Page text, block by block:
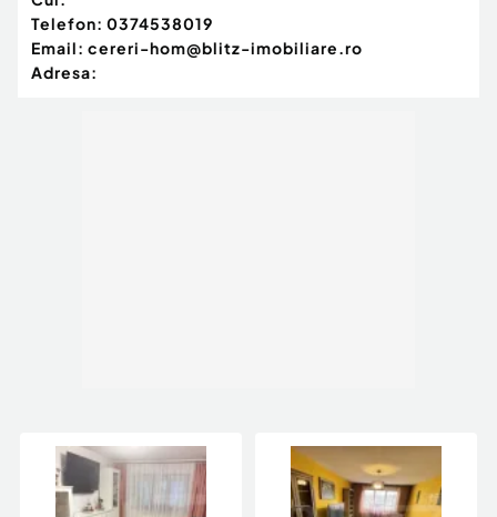
Telefon: 0374538019
Email: cereri-hom@blitz-imobiliare.ro
Adresa: